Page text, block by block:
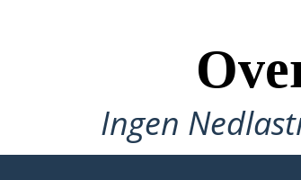
Ingen